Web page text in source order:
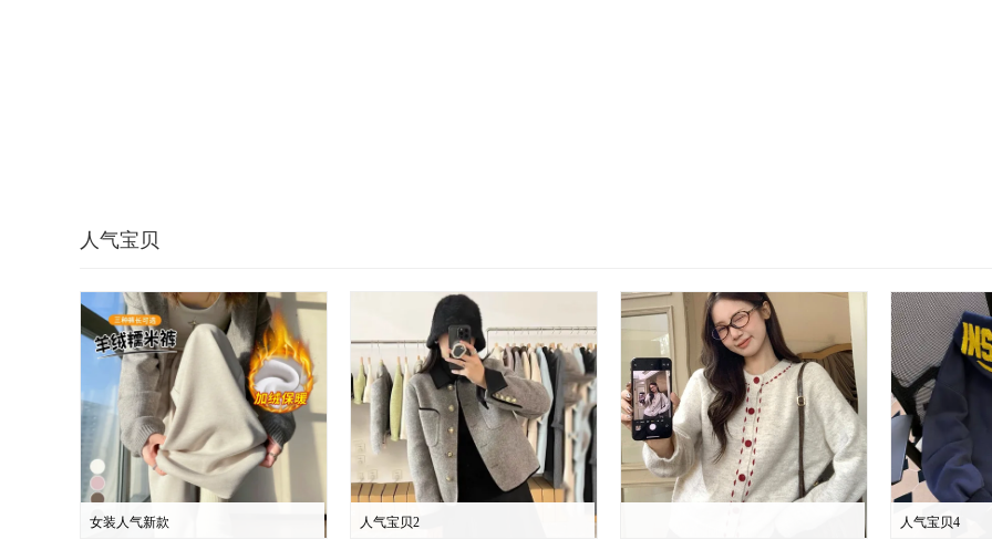
人气宝贝
女装人气新款 人气宝贝2 人气宝贝4